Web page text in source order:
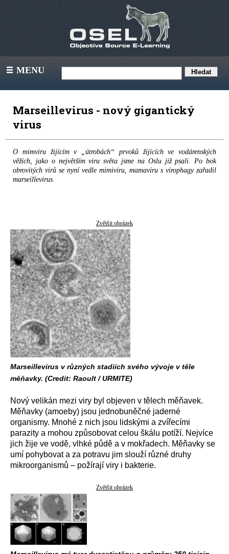
III MENU
Marseillevirus - nový gigantický
virus
O mimviru žijícím v „útrobách“ prvoků žijících ve vodárenských
věžích, jako o největším viru světa jsme na Oslu již psali. Po bok
obrovitých virů se nyní vedle mimiviru, mamaviru s virophagy zařadil
marseillevirus.
Zvětšit obrázek
Marseillevirus v různých stadiích svého vývoje v těle
měňavky. (Credit: Raoult / URMITE)
Nový velikán mezi viry byl objeven v tělech měňavek.
Měňavky (amoeby) jsou jednobuněčné jaderné
organismy. Mnohé z nich jsou lidskými a zvířecími
parazity a mohou způsobovat celou škálu potíží. Nejvíce
jich žije ve vodě, vlhké půdě a v mokřadech. Měňavky se
umí pohybovat a za potravu jim slouží různé druhy
mikroorganismů – požírají viry i bakterie.
Zvětšit obrázek